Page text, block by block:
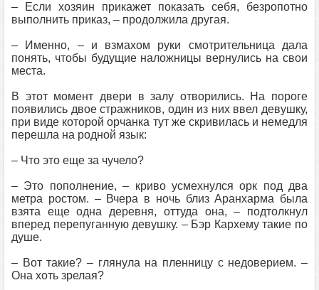
– Если хозяин прикажет показать себя, безропотно
выполнить приказ, – продолжила другая.
– Именно, – и взмахом руки смотрительница дала
понять, чтобы будущие наложницы вернулись на свои
места.
В этот момент двери в залу отворились. На пороге
появились двое стражников, один из них ввел девушку,
при виде которой орчанка тут же скривилась и немедля
перешла на родной язык:
– Что это еще за чучело?
– Это пополнение, – криво усмехнулся орк под два
метра ростом. – Вчера в ночь близ Аранхарма была
взята еще одна деревня, оттуда она, – подтолкнул
вперед перепуганную девушку. – Бэр Кархему такие по
душе.
– Вот такие? – глянула на пленницу с недоверием. –
Она хоть зрелая?